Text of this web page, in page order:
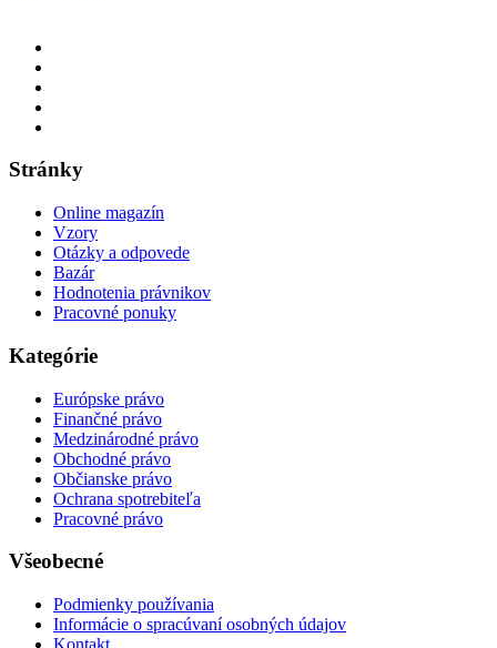
Stránky
Online magazín
Vzory
Otázky a odpovede
Bazár
Hodnotenia právnikov
Pracovné ponuky
Kategórie
Európske právo
Finančné právo
Medzinárodné právo
Obchodné právo
Občianske právo
Ochrana spotrebiteľa
Pracovné právo
Všeobecné
Podmienky používania
Informácie o spracúvaní osobných údajov
Kontakt